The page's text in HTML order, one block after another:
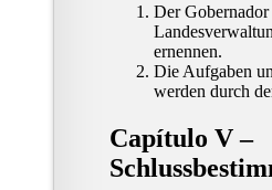
Der
ernennen.
Die Aufgaben
werden durch
Capítulo V –